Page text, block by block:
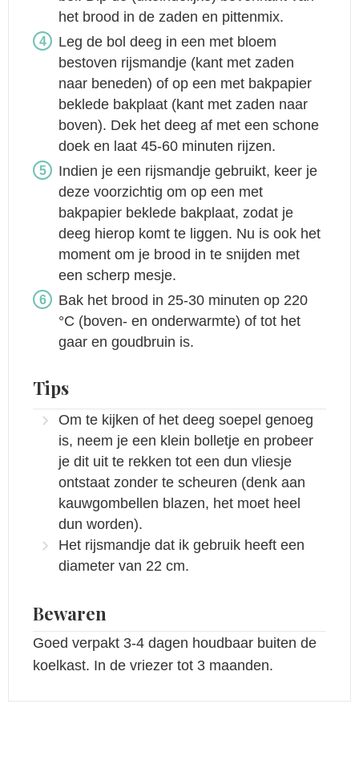
het brood in de zaden en pittenmix.
Leg de bol deeg in een met bloem
bestoven rijsmandje (kant met zaden
naar beneden) of op een met bakpapier
beklede bakplaat (kant met zaden naar
boven). Dek het deeg af met een schone
doek en laat 45-60 minuten rijzen.
Indien je een rijsmandje gebruikt, keer je
deze voorzichtig om op een met
bakpapier beklede bakplaat, zodat je
deeg hierop komt te liggen. Nu is ook het
moment om je brood in te snijden met
een scherp mesje.
Bak het brood in 25-30 minuten op 220
°C (boven- en onderwarmte) of tot het
gaar en goudbruin is.
Tips
Om te kijken of het deeg soepel genoeg
is, neem je een klein bolletje en probeer
je dit uit te rekken tot een dun vliesje
ontstaat zonder te scheuren (denk aan
kauwgombellen blazen, het moet heel
dun worden).
Het rijsmandje dat ik gebruik heeft een
diameter van 22 cm.
Bewaren
Goed verpakt 3-4 dagen houdbaar buiten de
koelkast. In de vriezer tot 3 maanden.